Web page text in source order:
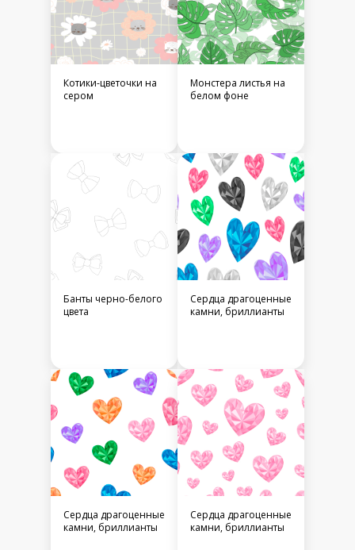
Котики-цветочки на
сером
Монстера листья на
белом фоне
Банты черно-белого
цвета
Сердца драгоценные
камни, бриллианты
Сердца драгоценные
камни, бриллианты
Сердца драгоценные
камни, бриллианты